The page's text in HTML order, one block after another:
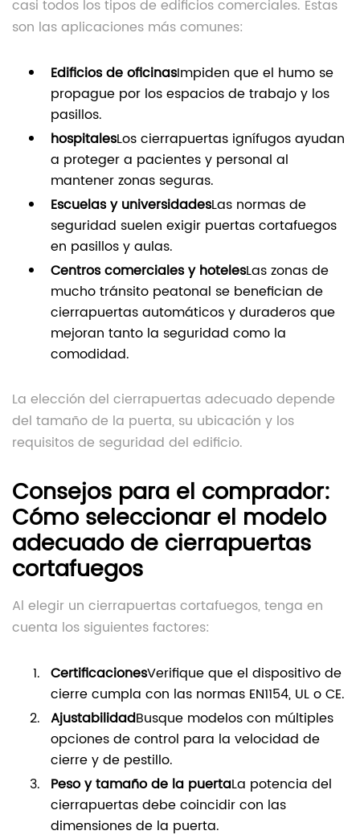
casi todos los tipos de edificios comerciales. Estas
son las aplicaciones más comunes:
Edificios de oficinasImpiden que el humo se
propague por los espacios de trabajo y los
pasillos.
hospitalesLos cierrapuertas ignífugos ayudan
a proteger a pacientes y personal al
mantener zonas seguras.
Escuelas y universidadesLas normas de
seguridad suelen exigir puertas cortafuegos
en pasillos y aulas.
Centros comerciales y hotelesLas zonas de
mucho tránsito peatonal se benefician de
cierrapuertas automáticos y duraderos que
mejoran tanto la seguridad como la
comodidad.
La elección del cierrapuertas adecuado depende
del tamaño de la puerta, su ubicación y los
requisitos de seguridad del edificio.
Consejos para el comprador:
Cómo seleccionar el modelo
adecuado de cierrapuertas
cortafuegos
Al elegir un cierrapuertas cortafuegos, tenga en
cuenta los siguientes factores:
CertificacionesVerifique que el dispositivo de
cierre cumpla con las normas EN1154, UL o CE.
AjustabilidadBusque modelos con múltiples
opciones de control para la velocidad de
cierre y de pestillo.
Peso y tamaño de la puertaLa potencia del
cierrapuertas debe coincidir con las
dimensiones de la puerta.